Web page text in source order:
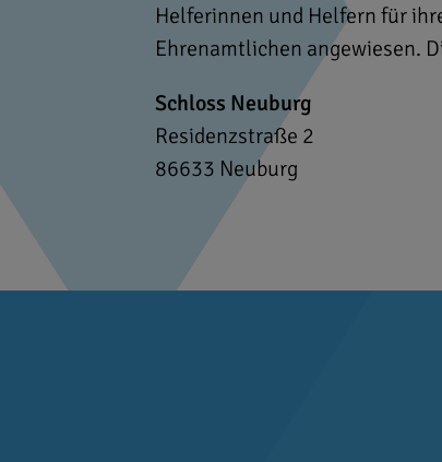
Helferinnen und Helfern für
Ehrenamtlichen angewiesen.
Schloss Neuburg
Residenzstraße 2
86633 Neuburg